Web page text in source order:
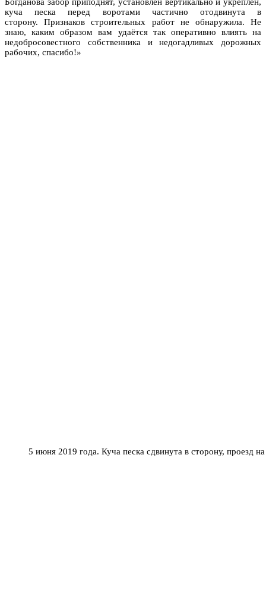
куча песка перед воротами частично отодвинута в
сторону. Признаков строительных работ не обнаружила. Не
знаю, каким образом вам удаётся так оперативно влиять на
недобросовестного собственника и недогадливых дорожных
рабочих, спасибо!»
5 июня 2019 года. Куча песка сдвинута в сторону, проезд